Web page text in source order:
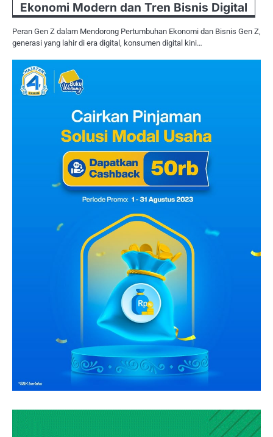
Ekonomi Modern dan Tren Bisnis Digital
Peran Gen Z dalam Mendorong Pertumbuhan Ekonomi dan Bisnis Gen Z,
generasi yang lahir di era digital, konsumen digital kini…